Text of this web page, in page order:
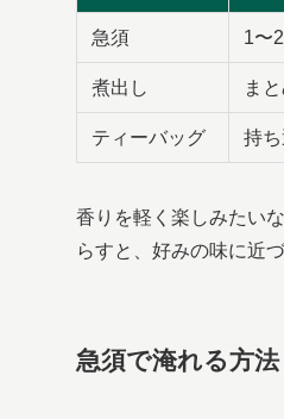
急須 1〜
煮出し ま
ティーバッグ 持
香りを軽く楽しみたい
らすと、好みの味に近
急須で淹れる方法